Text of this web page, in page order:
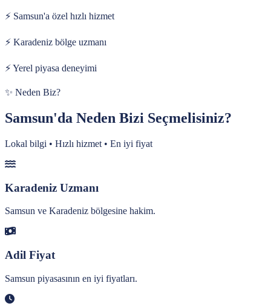
⚡ Samsun'a özel hızlı hizmet
⚡ Karadeniz bölge uzmanı
⚡Yerel piyasa deneyimi
✨ Neden Biz?
Samsun'da Neden Bizi Seçmelisiniz?
Lokal bilgi • Hızlı hizmet • En iyi fiyat
Karadeniz Uzmanı
Samsun ve Karadeniz bölgesine hakim.
Adil Fiyat
Samsun piyasasının en iyi fiyatları.